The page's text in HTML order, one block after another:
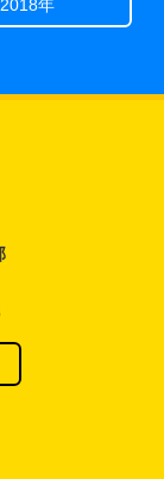
2018年